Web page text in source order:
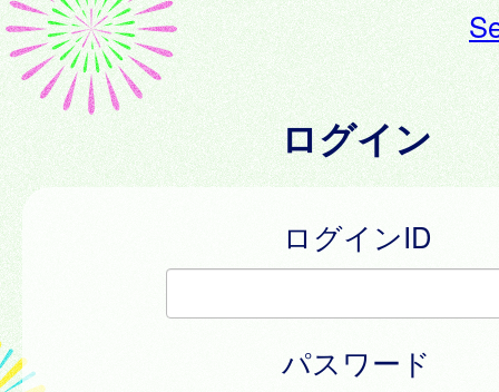
ログイン
ログインID
パスワード